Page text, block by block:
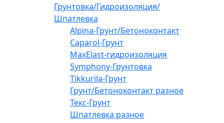
Грунтовка/Гидроизоляция/
Шпатлевка
Alpina-Грунт/Бетоноконтакт
Caparol-Грунт
MaxElast-гидроизоляция
Symphony-Грунтовка
Tikkurila-Грунт
Грунт/Бетоноконтакт разное
Текс-Грунт
Шпатлевка разное